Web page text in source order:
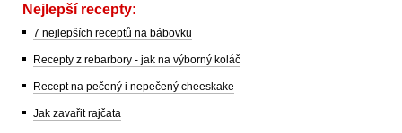
Nejlepší recepty:
7 nejlepších receptů na bábovku
Recepty z rebarbory - jak na výborný koláč
Recept na pečený i nepečený cheeskake
Jak zavařit rajčata